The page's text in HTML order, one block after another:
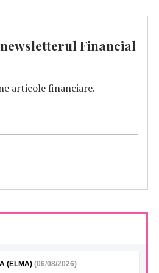
Financial
articole financiare.
(ELMA) (06/08/2026)